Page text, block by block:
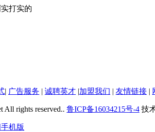
打实的
| 广告服务 | 诚聘英才 |加盟我们 | 友情链接 |
All rights reserved.. 鲁ICP备16034215号-4 技
机版